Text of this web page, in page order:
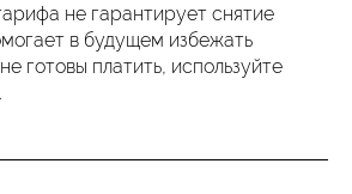
не гарантирует снятие
в будущем избежать
готовы платить, используйте